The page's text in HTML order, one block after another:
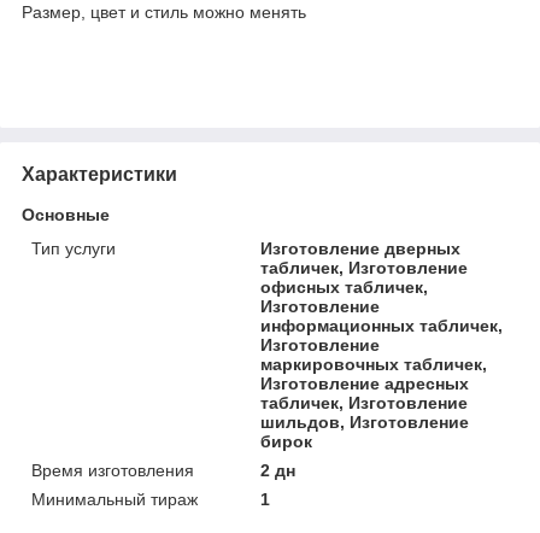
Размер, цвет и стиль можно менять
Характеристики
Основные
Тип услуги
Изготовление дверных
табличек, Изготовление
офисных табличек,
Изготовление
информационных табличек,
Изготовление
маркировочных табличек,
Изготовление адресных
табличек, Изготовление
шильдов, Изготовление
бирок
Время изготовления
2 дн
Минимальный тираж
1